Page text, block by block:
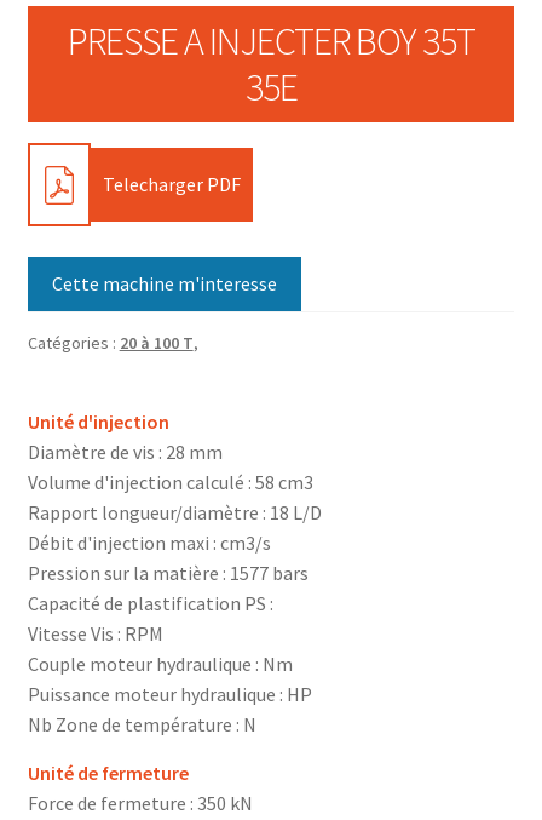
PRESSE A INJECTER BOY 35T
35E
PDF Telecharger PDF
Cette machine m'interesse
Catégories : 20 à 100 T,
Unité d'injection
Diamètre de vis : 28 mm
Volume d'injection calculé : 58 cm3
Rapport longueur/diamètre : 18 L/D
Débit d'injection maxi : cm3/s
Pression sur la matière : 1577 bars
Capacité de plastification PS :
Vitesse Vis : RPM
Couple moteur hydraulique : Nm
Puissance moteur hydraulique : HP
Nb Zone de température : N
Unité de fermeture
Force de fermeture : 350 kN